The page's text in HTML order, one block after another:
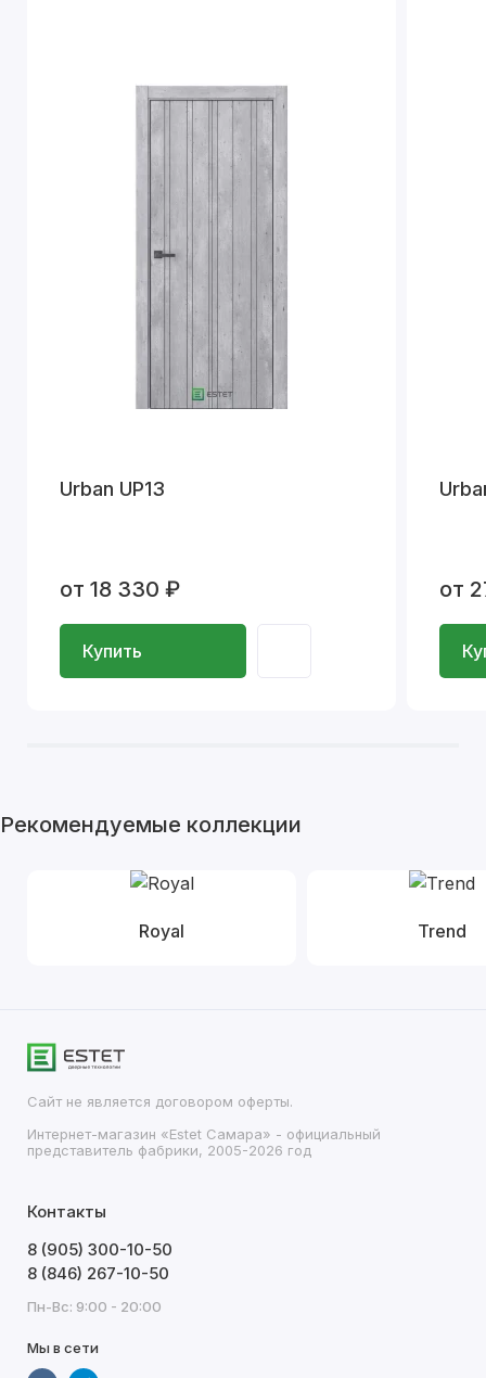
Urban UP13
от 18 330 ₽
Купить
от
Рекомендуемые коллекции
Royal Trend
Сайт не является договором оферты.
Интернет-магазин «Estet Самара» - официальный
представитель фабрики, 2005-2026 год
Контакты
8 (905) 300-10-50
8 (846) 267-10-50
Пн-Вс: 9:00 - 20:00
Мы в сети